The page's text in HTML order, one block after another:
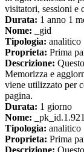
visitatori, sessioni e
Durata: 1 anno 1
Nome: _gid
Tipologia: analitico
Proprieta: Prima
Descrizione:
Memorizza e
viene utilizzato per
pagina.
Durata: 1 giorno
Nome:
Tipologia: analitico
Proprieta: Prima
Descrizione: